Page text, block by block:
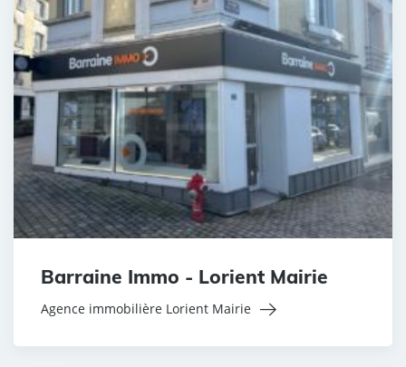
Barraine Immo - Lorient Mairie
Agence immobilière Lorient Mairie